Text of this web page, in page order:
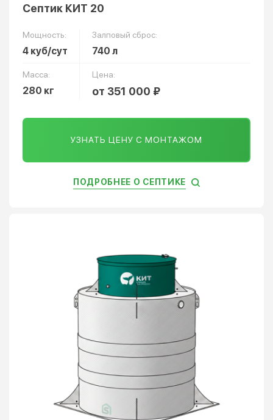
Септик КИТ 20
Мощность:
4 куб/сут
Залповый сброс:
740 л
Масса:
280 кг
Цена:
от 351 000 ₽
УЗНАТЬ ЦЕНУ С МОНТАЖОМ
ПОДРОБНЕЕ О СЕПТИКЕ